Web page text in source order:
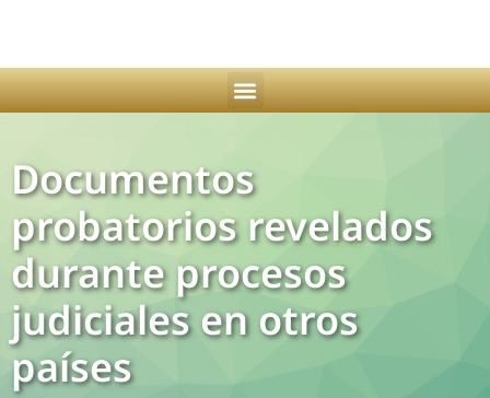
Documentos
probatorios revelados
durante procesos
judiciales en otros
países